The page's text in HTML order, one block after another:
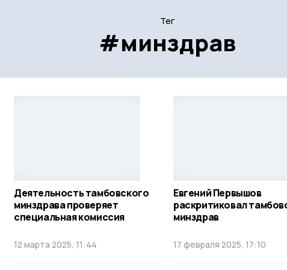
Тег
#минздрав
Деятельность тамбовского
минздрава проверяет
специальная комиссия
12 марта 2025, 11:44
Евгений Первышов
раскритиковал
минздрав
17 февраля 2025, 17:10